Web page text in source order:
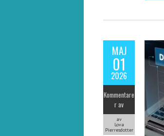
MAJ
01
2026
Kommentare
r av
av
Lova
Pierresdotter